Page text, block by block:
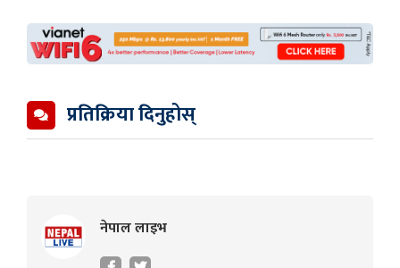
प्रतिक्रिया दिनुहोस्
नेपाल लाइभ